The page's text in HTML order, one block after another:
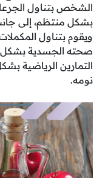
الشخص بتناول
بشكل منتظم، إلى
ويقوم بتناول
صحته الجسدية بشكل
التمارين الرياضية
نومه.